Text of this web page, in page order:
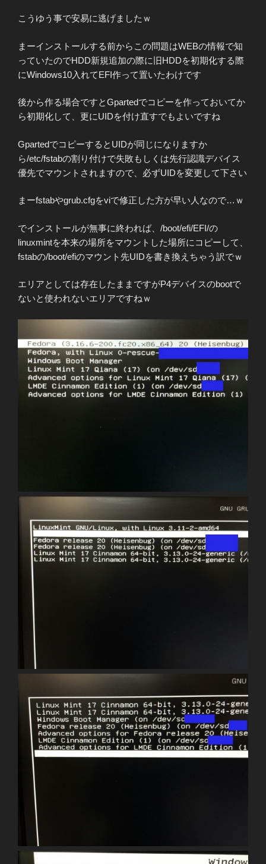
こうゆう事で安易に逃げましたｗ
まーインストールする前からこの問題はWEBの情報で知
っていたのでHDD新規追加の際に旧HDDを初期化する際
にWindows10入れてEFI作って置いたわけです
後から作る場合ですとGpartedでコピーを作っておいてか
ら初期化して、更にUIDを付け直すでもよいですね
GpartedでコピーするとUIDが同じになりますか
ら/etc/fstabの割り付けで失敗もしくは先行認識デバイス
優先でマウントされますので、必ずUIDを変更して下さい
まーfstabやgrub.cfgをviで修正した方が早い人なので…ｗ
でインストールが無事に終われば、/boot/efi/EFI/の
linuxmintを本来の場所をマウントした場所にコピーして、
fstabの/boot/efiのマウント先UIDを書き換えちゃう訳でｗ
エリアとしては存在したままですがP4デバイスのbootで
ないと使われないエリアですねｗ